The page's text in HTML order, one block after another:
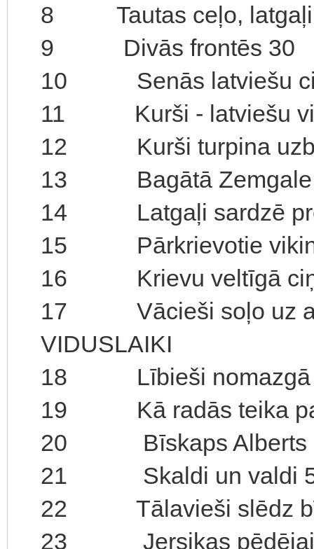
8 Tautas ceļo, latgaļi
9 Divās frontēs 30
10 Senās latviešu
11 Kurši - latviešu
12 Kurši turpina
13 Bagātā Zemgale
14 Latgaļi sardzē pret
15 Pārkrievotie vikingi
16 Krievu veltīgā
17 Vācieši soļo uz
VIDUSLAIKI
18 Lībieši nomazgā
19 Kā radās teika par
20 Bīskaps Alberts
21 Skaldi un valdi
22 Tālavieši slēdz
23 Jersikas pēdējais